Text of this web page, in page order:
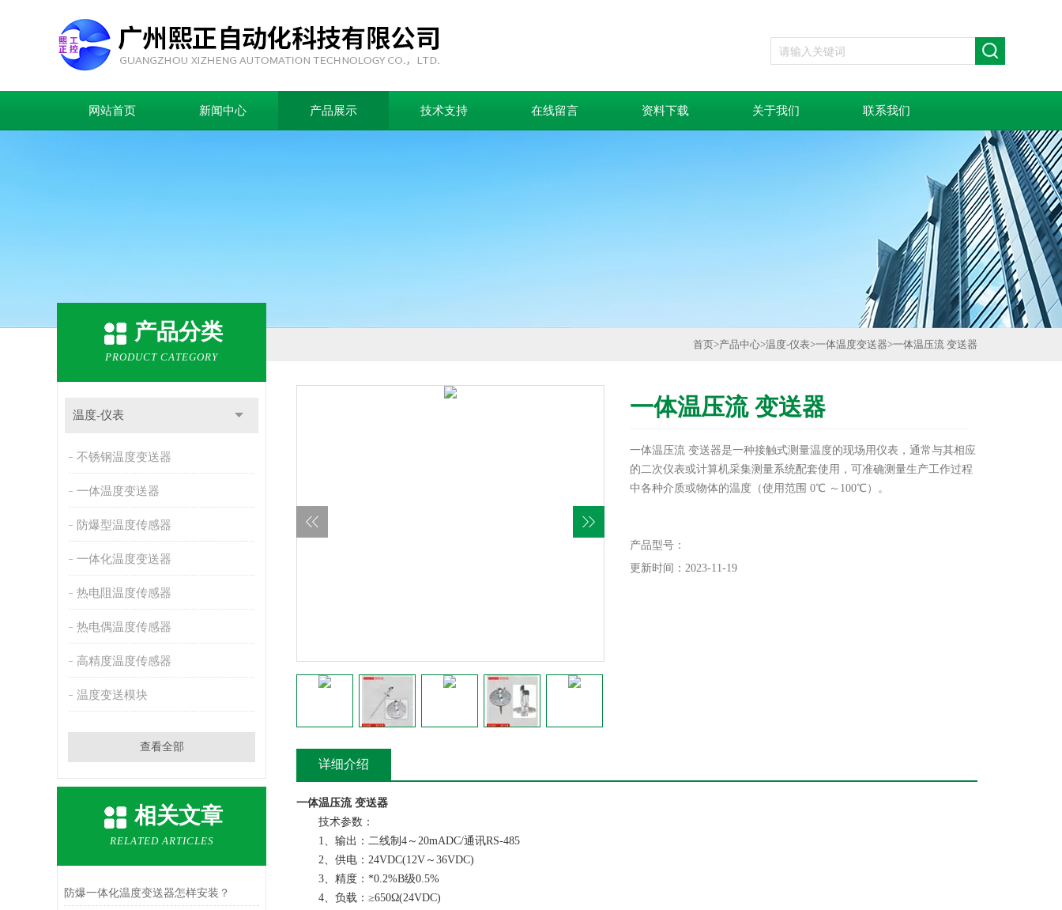
网站首页 新闻中心 产品展示 技术支持 在线留言 资料下载 关于我们 联系我们
产品分类
PRODUCT CATEGORY
温度-仪表
不锈钢温度变送器
一体温度变送器
防爆型温度传感器
一体化温度变送器
热电阻温度传感器
热电偶温度传感器
高精度温度传感器
温度变送模块
查看全部
相关文章
RELATED ARTICLES
防爆一体化温度变送器怎样安装？
首页>产品中心>温度-仪表>一体温度变送器>一体温压流 变送器
一体温压流 变送器
一体温压流 变送器是一种接触式测量温度的现场用仪表，通常与其相应
的二次仪表或计算机采集测量系统配套使用，可准确测量生产工作过程
中各种介质或物体的温度（使用范围 0℃ ～100℃）。
产品型号：
更新时间：2023-11-19
详细介绍
一体温压流 变送器
技术参数：
1、输出：二线制4～20mADC/通讯RS-485
2、供电：24VDC(12V～36VDC)
3、精度：*0.2%B级0.5%
4、负载：≥650Ω(24VDC)